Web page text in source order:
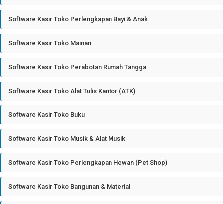
Software Kasir Toko Perlengkapan Bayi & Anak
Software Kasir Toko Mainan
Software Kasir Toko Perabotan Rumah Tangga
Software Kasir Toko Alat Tulis Kantor (ATK)
Software Kasir Toko Buku
Software Kasir Toko Musik & Alat Musik
Software Kasir Toko Perlengkapan Hewan (Pet Shop)
Software Kasir Toko Bangunan & Material